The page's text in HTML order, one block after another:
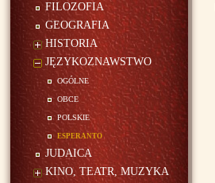
FILOZOFIA
GEOGRAFIA
HISTORIA
JĘZYKOZNAWSTWO
ogólne
obce
polskie
esperanto
JUDAICA
KINO, TEATR, MUZYKA